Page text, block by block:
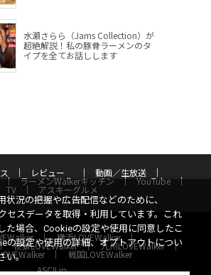
水瀬さらら（Jams Collection）が
超絶解説！私の豚骨ラーメンのタ
イプを全てお話しします
レビュー 動画／生放送
ラーメンWalkerキッチン YouTube
TV アスキーグルメ
横浜LOVEWalker
夜景LOVEWalker 九州LOVEWalker
戦国LOVEWalker
ASCII.jp
状況の把握や広告配信などのために、
セスデータを取得・利用しています。これ
た場合、Cookieの設定や使用に同意したこ
の設定や使用の詳細、オプトアウトについ
い。